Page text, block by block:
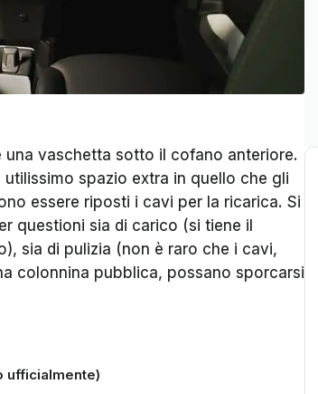
vaschetta sotto il cofano anteriore.
spazio extra in quello che gli
essere riposti i cavi per la ricarica. Si
questioni sia di carico (si tiene il
sia di pulizia (non è raro che i cavi,
colonnina pubblica, possano sporcarsi
ufficialmente)